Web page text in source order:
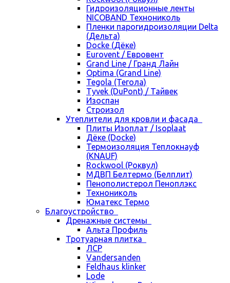
Гидроизоляционные ленты
NICOBAND Технониколь
Пленки парогидроизоляции Delta
(Дельта)
Docke (Дёке)
Eurovent / Евровент
Grand Line / Гранд Лайн
Optima (Grand Line)
Tegola (Тегола)
Tyvek (DuPont) / Тайвек
Изоспан
Строизол
Утеплители для кровли и фасада
Плиты Изоплат / Isoplaat
Дёке (Docke)
Термоизоляция Теплокнауф
(KNAUF)
Rockwool (Роквул)
МДВП Белтермо (Белплит)
Пенополистерол Пеноплэкс
Технониколь
Юматекс Термо
Благоустройство
Дренажные системы
Альта Профиль
Тротуарная плитка
ЛСР
Vandersanden
Feldhaus klinker
Lode